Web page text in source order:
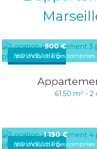
NOUVEAUTÉ
900 €
par mois, charges comprises
61.50 m² - 2
NOUVEAUTÉ
1 150 €
par mois, charges comprises